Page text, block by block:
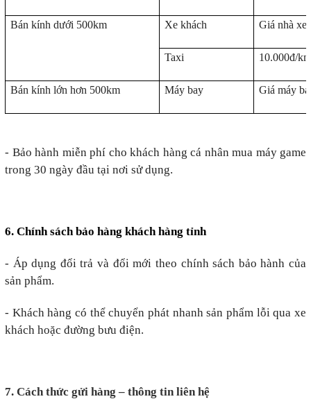
Bán kính dưới 500km Xe khách Giá nhà xe
Taxi 10.000đ/
Bán kính lớn hơn 500km Máy bay Giá máy
- Bảo hành miễn phí cho khách hàng cá nhân mua máy game
trong 30 ngày đầu tại nơi sử dụng.
6. Chính sách bảo hàng khách hàng tỉnh
- Áp dụng đổi trả và đổi mới theo chính sách bảo hành của
sản phẩm.
- Khách hàng có thể chuyển phát nhanh sản phẩm lỗi qua xe
khách hoặc đường bưu điện.
7. Cách thức gửi hàng – thông tin liên hệ